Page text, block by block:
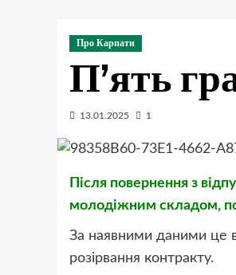
Про Карпати
П’ять
13.01.2025 1
Після повернення з
молодіжним складом,
За наявними даними це
розірвання контракту.